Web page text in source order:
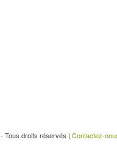
- Tous droits réservés | Contactez-